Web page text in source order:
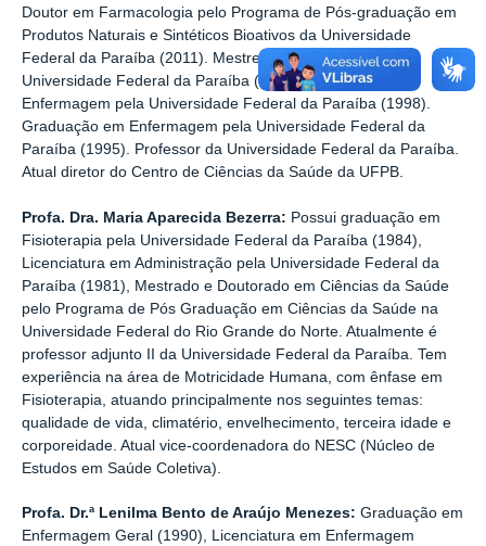
Doutor em Farmacologia pelo Programa de Pós-graduação em
Produtos Naturais e Sintéticos Bioativos da Universidade
Federal da Paraíba (2011). Mestre em Enfermagem pela
Universidade Federal da Paraíba (2003). Licenciado em
Enfermagem pela Universidade Federal da Paraíba (1998).
Graduação em Enfermagem pela Universidade Federal da
Paraíba (1995). Professor da Universidade Federal da Paraíba.
Atual diretor do Centro de Ciências da Saúde da UFPB.
Profa. Dra. Maria Aparecida Bezerra: Possui graduação em
Fisioterapia pela Universidade Federal da Paraíba (1984),
Licenciatura em Administração pela Universidade Federal da
Paraíba (1981), Mestrado e Doutorado em Ciências da Saúde
pelo Programa de Pós Graduação em Ciências da Saúde na
Universidade Federal do Rio Grande do Norte. Atualmente é
professor adjunto II da Universidade Federal da Paraíba. Tem
experiência na área de Motricidade Humana, com ênfase em
Fisioterapia, atuando principalmente nos seguintes temas:
qualidade de vida, climatério, envelhecimento, terceira idade e
corporeidade. Atual vice-coordenadora do NESC (Núcleo de
Estudos em Saúde Coletiva).
Profa. Dr.ª Lenilma Bento de Araújo Menezes: Graduação em
Enfermagem Geral (1990), Licenciatura em Enfermagem